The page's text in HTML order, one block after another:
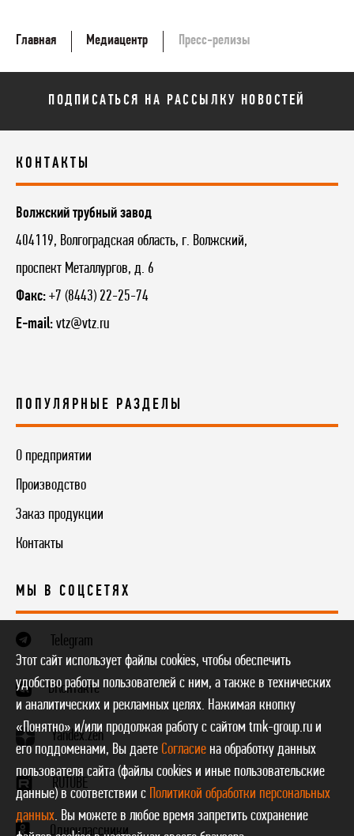
Главная Медиацентр Пресс-релизы
ПОДПИСАТЬСЯ НА РАССЫЛКУ НОВОСТЕЙ
КОНТАКТЫ
Волжский трубный завод
404119, Волгоградская область, г. Волжский,
проспект Металлургов, д. 6
Факс: +7 (8443) 22-25-74
E-mail: vtz@vtz.ru
ПОПУЛЯРНЫЕ РАЗДЕЛЫ
О предприятии
Производство
Заказ продукции
Контакты
МЫ В СОЦСЕТЯХ
Telegram
ВКонтакте
Yandex.Zen
RUTUBE
Одноклассники
Этот сайт использует файлы cookies, чтобы обеспечить
удобство работы пользователей с ним, а также в технических
и аналитических и рекламных целях. Нажимая кнопку
«Понятно» и/или продолжая работу с сайтом tmk-group.ru и
его поддоменами, Вы даете Согласие на обработку данных
пользователя сайта (файлы cookies и иные пользовательские
данные) в соответствии с Политикой обработки персональных
данных. Вы можете в любое время запретить сохранение